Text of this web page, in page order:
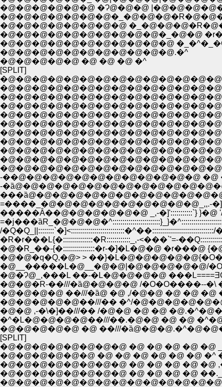
�@�@�@�@�@�@ �Ɂ@�@�@
�@�@�@�@�@�@�@�@
�@�@�@�@�@�@�@�@�@�@�_�@�@
�@�@�@�@�@�@�@�@�@�@�@
�@�@�@�@�@�@�@�@�@�@�@.�^
�@�@�@�@�@ �@ �@ �@ �^
[SPLIT]
-��@�@�@�@�@�@�@�@�@�@�@�@ �@
-
=����_�@�@�@�@�@�@�@�@�@�@_,,.-
�����Ȃ��@�@�@�@�@�@ _,-�]':::::::::::`} }�@ '/
/
�R�r���L{�:::::::::::::::�R::::::::::::_,-<���`'=-
�@�R_��-{�::::::::::::::::�r-�]�L�@�@ �r���@
�@�@�q�Q,�@> >
�@__�����L�@__�@�@|�@�@�@�@�@/
�@�Ɂ@_,���L ��-�L�@�@�@�@
�@�@�R-��///�ȁ@�@�@�@ /�O�O����--�\
�@�@�@�@ ��///�ȁ@ �@ ,/�@�@ �@ �@
�@�@�@�@�@��///�� �^/
�@�@ ,-�\�]��///�� /�@�@ �@ �@
�^�L�@�@�@�@��///��.�@�@ �@ �@
�@�@�@�@�@ �@ ��///
[SPLIT]
�@�@�@�@�@�@�@�@ �@ �@ �@
�@�@�@�@�@�@ �@ �@ �@ �@ �@ �@ �^
�@�@�@�@�@�@�@�@ �@ �@ �@ �@
�@�@�@�@�@�@�@�@ �@ �@ �@ �@